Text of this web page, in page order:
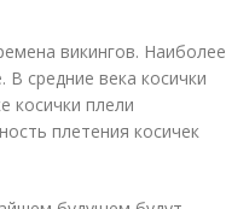
викингов. Наиболее
средние века косички
косички плели
плетения косичек